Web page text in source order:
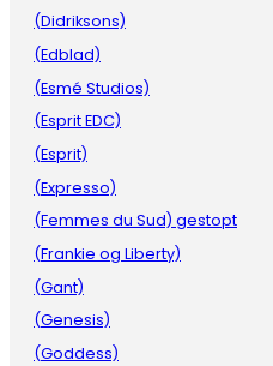
(Didriksons)
(Edblad)
(Esmé Studios)
(Esprit EDC)
(Esprit)
(Expresso)
(Femmes du Sud) gestopt
(Frankie og Liberty)
(Gant)
(Genesis)
(Goddess)